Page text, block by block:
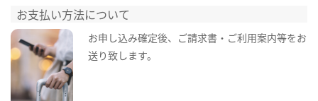
お支払い方法について
お申し込み確定後、ご請求書・ご利用案内等をお
送り致します。